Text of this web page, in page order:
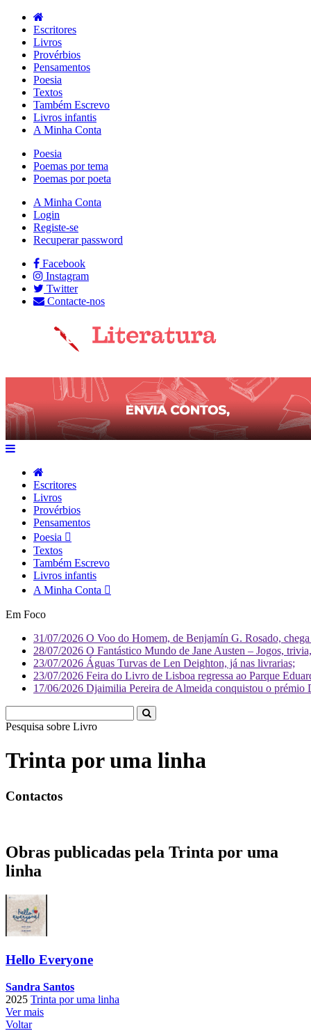
Escritores
Livros
Provérbios
Pensamentos
Poesia
Textos
Também Escrevo
Livros infantis
A Minha Conta
Poesia
Poemas por tema
Poemas por poeta
A Minha Conta
Login
Registe-se
Recuperar password
Facebook
Instagram
Twitter
Contacte-nos
Escritores
Livros
Provérbios
Pensamentos
Poesia
Textos
Também Escrevo
Livros infantis
A Minha Conta
Em Foco
31/07/2026 O Voo do Homem, de Benjamín G. Rosado,
28/07/2026 O Fantástico Mundo de Jane Austen – Jogos,
23/07/2026 Águas Turvas de Len Deighton, já nas livrarias;
23/07/2026 Feira do Livro de Lisboa regressa ao Parque
17/06/2026 Djaimilia Pereira de Almeida conquistou o
Pesquisa sobre Liv
Trinta por uma linha
Contactos
Obras publicadas pela Trinta por uma
linha
Hello Everyone
Sandra Santos
2025 Trinta por uma linha
Ver mais
Voltar